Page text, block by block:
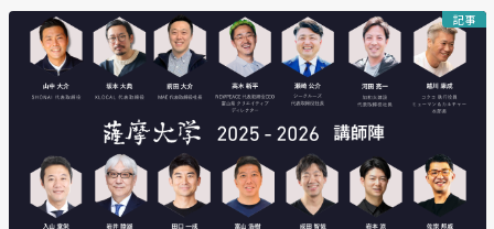
👇富山浩樹のプロフィールはこちら
https://note.com/tomiyama_hiroki/n/n12dbe768b946
記事